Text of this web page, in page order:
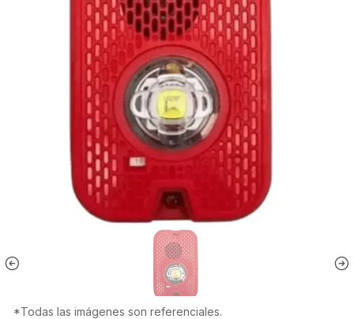
*Todas las imágenes son referenciales.